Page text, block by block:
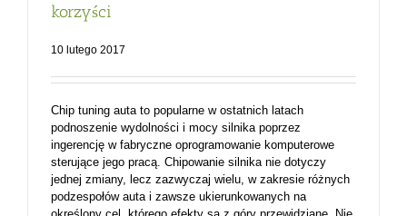
korzyści
10 lutego 2017
Chip tuning auta to popularne w ostatnich latach
podnoszenie wydolności i mocy silnika poprzez
ingerencję w fabryczne oprogramowanie komputerowe
sterujące jego pracą. Chipowanie silnika nie dotyczy
jednej zmiany, lecz zazwyczaj wielu, w zakresie różnych
podzespołów auta i zawsze ukierunkowanych na